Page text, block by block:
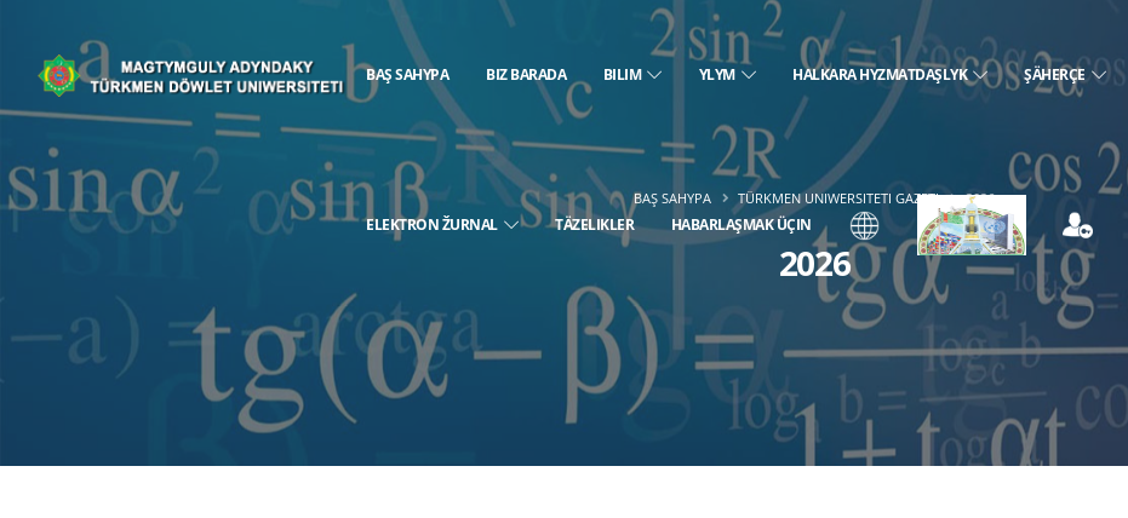
BAŞ SAHYPA BIZ BARADA BILIM YLYM HALKARA HYZMATDAŞLYK ŞÄHERÇE
ELEKTRON ŽURNAL TÄZELIKLER HABARLAŞMAK ÜÇIN
2026
BAŞ SAHYPA TÜRKMEN UNIWERSITETI GAZETI 2026